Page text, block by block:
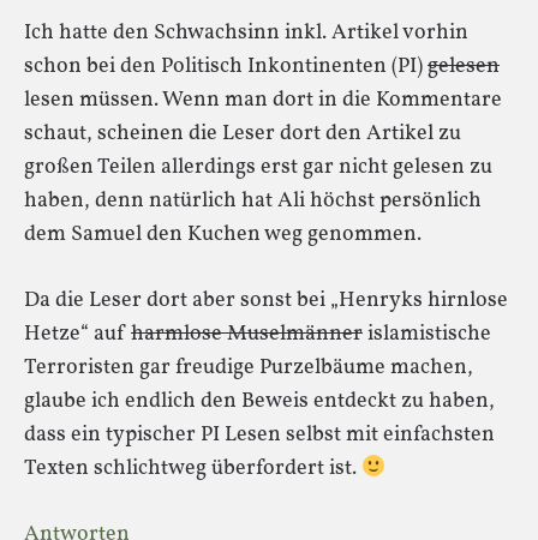
Ich hatte den Schwachsinn inkl. Artikel vorhin
schon bei den Politisch Inkontinenten (PI)gelesen
lesen müssen. Wenn man dort in die Kommentare
schaut, scheinen die Leser dort den Artikel zu
großen Teilen allerdings erst gar nicht gelesen zu
haben, denn natürlich hat Ali höchst persönlich
dem Samuel den Kuchen weg genommen.
Da die Leser dort aber sonst bei „Henryks hirnlose
Hetze“ aufharmlose Muselmännerislamistische
Terroristen gar freudige Purzelbäume machen,
glaube ich endlich den Beweis entdeckt zu haben,
dass ein typischer PI Lesen selbst mit einfachsten
Texten schlichtweg überfordert ist.